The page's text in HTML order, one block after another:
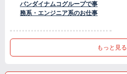
バンダイナムコグループで事
務系・エンジニア系のお仕事
もっと見る